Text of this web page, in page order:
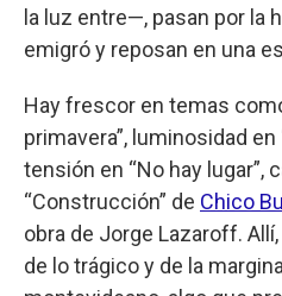
la luz entre—, pasan por la
emigró y reposan en una
Hay frescor en temas
primavera”, luminosidad en
tensión en “No hay lugar”,
“Construcción” de Chico
obra de Jorge Lazaroff.
de lo trágico y de la